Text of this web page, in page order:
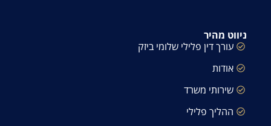
ניווט מהיר
עורך דין פלילי שלומי ביזק
אודות
שירותי משרד
ההליך פלילי